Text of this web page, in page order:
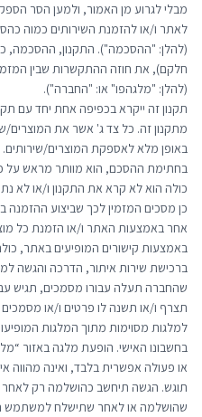
מבלי לגרוע מן האמור, ולמען הסר
לאתר ו/או להזמנת השירותים כמוה
(להלן: "ההסכמה"). התקנון, ההסכמה,
חלקם), את חוזה ההתקשרות שבין
(להלן: "מלגהפו" או: "החברה").
תקנון זה ייקרא בכפיפה אחת יחד עם
מתקנון זה. כל צד ג' אשר את המוצרים/
באופן מלא לאספקת המוצרים/
בחתימת ההסכם, הוא מוותר מראש על
כולה הוא לא קרא את התקנון ו/או לא
כן מסכים המזמין לכך שביצוע
אחר באמצעות האתר ו/או הזמנת כל
באמצעות קישורים המופיעים באתר,
ברכישת שירות איתור, הדרכה והגשה
שהחברה תעלה עבורו מסמכים, תגיש
תצרף ו/או תשנה לו פרטים ו/או
למלגות מסוימות מתוך המלגות
בחשבונו האישי. הופעת מלגה באזור
או פעולה אפשרית בלבד, ואינה מהווה
תוגש. הגשה תיחשב כהושלמה רק
שהושלמה או לאחר שתישלח למשתמש